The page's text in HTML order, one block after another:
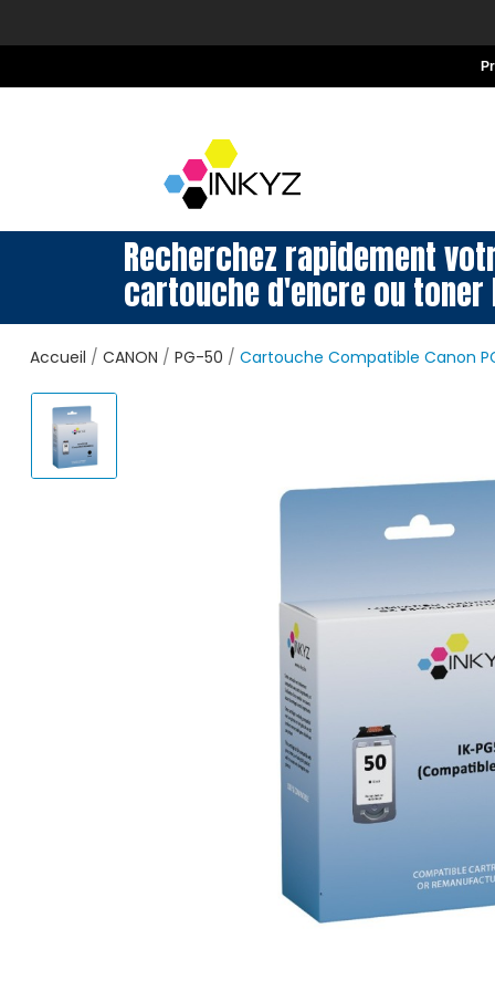
Recherchez rapidement
cartouche d'encre ou toner
Accueil CANON PG-50 Cartouche Compatible Canon